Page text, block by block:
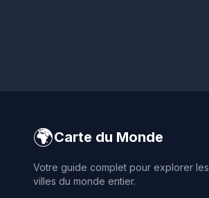
🌍Carte du Monde
Votre guide complet pour explorer les
villes du monde entier.